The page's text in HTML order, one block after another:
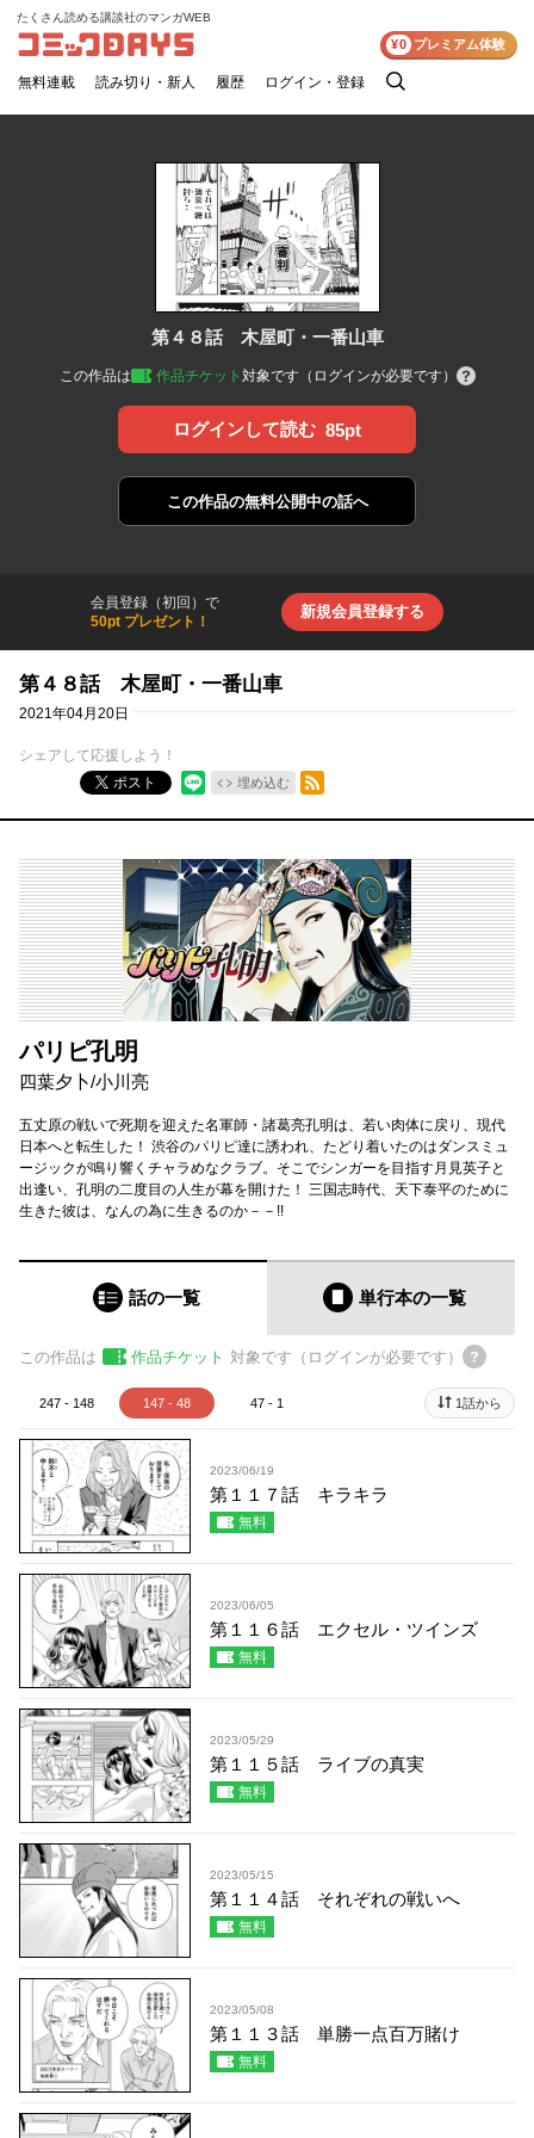
コミックDAYS
たくさん読める講談社のマンガWEB
無料連載 読み切り・新人 履歴 ログイン・登録
検
¥0 プレミアム体験
第４８話 木屋町・一番山車
この作品は 作品チケット 対象です（ログインが必要です）
ログインして読む 85pt
この作品の無料公開中の話へ
会員登録（初回）で
50pt プレゼント！
新規会員登録する
第４８話 木屋町・一番山車
2021年04月20日
シェアして応援しよう！
ポスト
埋め込む
RSSフィード
パリピ孔明
四葉夕卜/小川亮
五丈原の戦いで死期を迎えた名軍師・諸葛亮孔明は、若い肉体に戻り、現代
日本へと転生した！ 渋谷のパリピ達に誘われ、たどり着いたのはダンスミュ
ージックが鳴り響くチャラめなクラブ。そこでシンガーを目指す月見英子と
出逢い、孔明の二度目の人生が幕を開けた！ 三国志時代、天下泰平のために
生きた彼は、なんの為に生きるのか－－!!
話の一覧 単行本の一覧
この作品は 作品チケット 対象です（ログインが必要です）
247 - 148 147 - 48 47 - 1 1話から
2023/06/19
第１１７話 キラキラ
無料
2023/06/05
第１１６話 エクセル・ツインズ
無料
2023/05/29
第１１５話 ライブの真実
無料
2023/05/15
第１１４話 それぞれの戦いへ
無料
2023/05/08
第１１３話 単勝一点百万賭け
無料